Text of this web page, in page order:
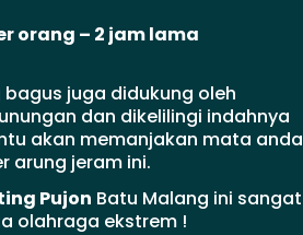
orang – 2 jam lama
juga didukung oleh
dan dikelilingi indahnya
akan memanjakan mata anda
arung jeram ini.
Pujon Batu Malang ini sangat
olahraga ekstrem !